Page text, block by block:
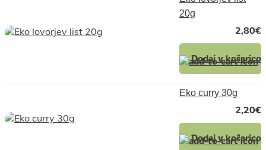
20g
2,80€
Dodaj v košarico
Eko curry 30g
2,20€
Dodaj v košarico